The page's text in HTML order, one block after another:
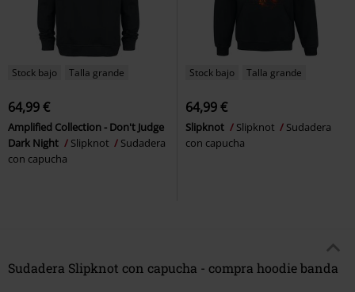
Stock bajo Talla grande
64,99 €
Amplified Collection - Don't Judge
Dark Night
Slipknot
Sudadera
con capucha
Stock bajo Talla grande
64,99 €
Slipknot Slipknot
Sudadera
con capucha
Sudadera Slipknot con capucha - compra hoodie banda